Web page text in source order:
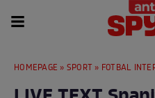
HOMEPAGE » SPORT » FOTBAL